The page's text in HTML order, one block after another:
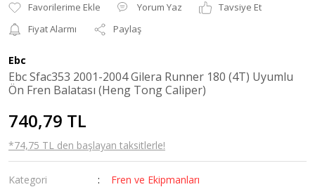
Yorum Yaz
Tavsiye Et
Fiyat Alarmı
Paylaş
Ebc
Ebc Sfac353 2001-2004 Gilera Runner 180 (4T) Uyumlu
Ön Fren Balatası (Heng Tong Caliper)
740,79 TL
*74,75 TL den başlayan taksitlerle!
Kategori
Fren ve Ekipmanları